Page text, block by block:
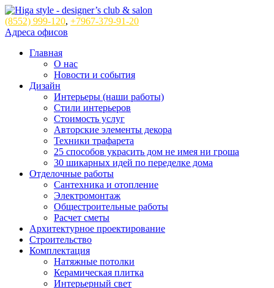
(8552) 999-120, +7967-379-91-20
Адреса офисов
Главная
О нас
Новости и события
Дизайн
Интерьеры (наши работы)
Стили интерьеров
Стоимость услуг
Авторские элементы декора
Техники трафарета
25 способов украсить дом не имея ни гроша
30 шикарных идей по переделке дома
Отделочные работы
Сантехника и отопление
Электромонтаж
Общестроительные работы
Расчет сметы
Архитектурное проектирование
Строительство
Комплектация
Натяжные потолки
Керамическая плитка
Интерьерный свет